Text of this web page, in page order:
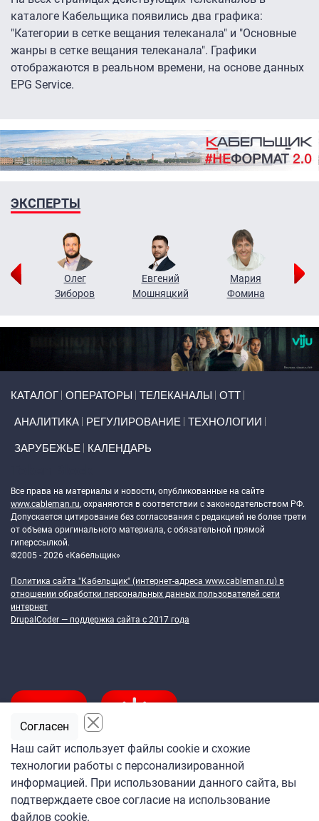
каталоге Кабельщика появились два графика:
"Категории в сетке вещания телеканала" и "Основные
жанры в сетке вещания телеканала". Графики
отображаются в реальном времени, на основе данных
EPG Service.
ЭКСПЕРТЫ
Олег
Зиборов
Евгений
Мошняцкий
Мария
Фомина
КАТАЛОГ ОПЕРАТОРЫ ТЕЛЕКАНАЛЫ ОТТ
АНАЛИТИКА РЕГУЛИРОВАНИЕ ТЕХНОЛОГИИ
ЗАРУБЕЖЬЕ КАЛЕНДАРЬ
Все права на материалы и новости, опубликованные на сайте
www.cableman.ru, охраняются в соответствии с законодательством РФ.
Допускается цитирование без согласования с редакцией не более трети
от объема оригинального материала, с обязательной прямой
гиперссылкой.
©2005 - 2026 «Кабельщик»
Политика сайта "Кабельщик" (интернет-адреса www.cableman.ru) в
отношении обработки персональных данных пользователей сети
интернет
DrupalCoder — поддержка сайта c 2017 года
Подпишитесь
на ежедневную рассылку
«Кабельщика»
Наш сайт использует файлы cookie и схожие
технологии работы с персонализированной
информацией. При использовании данного сайта, вы
подтверждаете свое согласие на использование
файлов cookie.
Согласен